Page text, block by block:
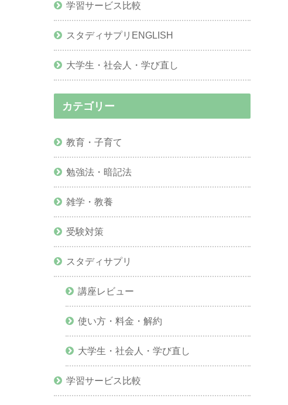
学習サービス比較
スタディサプリENGLISH
大学生・社会人・学び直し
カテゴリー
教育・子育て
勉強法・暗記法
雑学・教養
受験対策
スタディサプリ
講座レビュー
使い方・料金・解約
大学生・社会人・学び直し
学習サービス比較